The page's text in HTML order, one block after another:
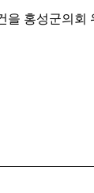
을 홍성군의회